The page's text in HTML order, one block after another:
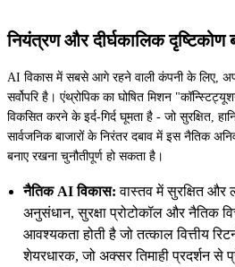
नियंत्रण और दीर्घकालिक दृष्टिकोण
AI विकास में सबसे आगे रहने वाली कंपनी के लिए,
सर्वोपरि है। एंथ्रोपिक का घोषित मिशन
विकसित करने के इर्द-गिर्द घूमता है - जो सुरक्षित,
सार्वजनिक बाजारों के निरंतर दबाव में इस नैतिक
बनाए रखना चुनौतीपूर्ण हो सकता है।
नैतिक AI विकास: वास्तव में सुरक्षित और
अनुसंधान, सुरक्षा प्रोटोकॉल और नैतिक
आवश्यकता होती है जो तत्काल वित्तीय
शेयरधारक, जो अक्सर तिमाही प्रदर्शन से